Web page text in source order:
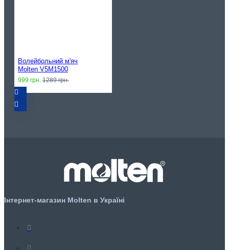
Волейбольний м'яч
Molten V5M1500
999 грн. 1289 грн.
Інтернет-магазин Molten в Україні